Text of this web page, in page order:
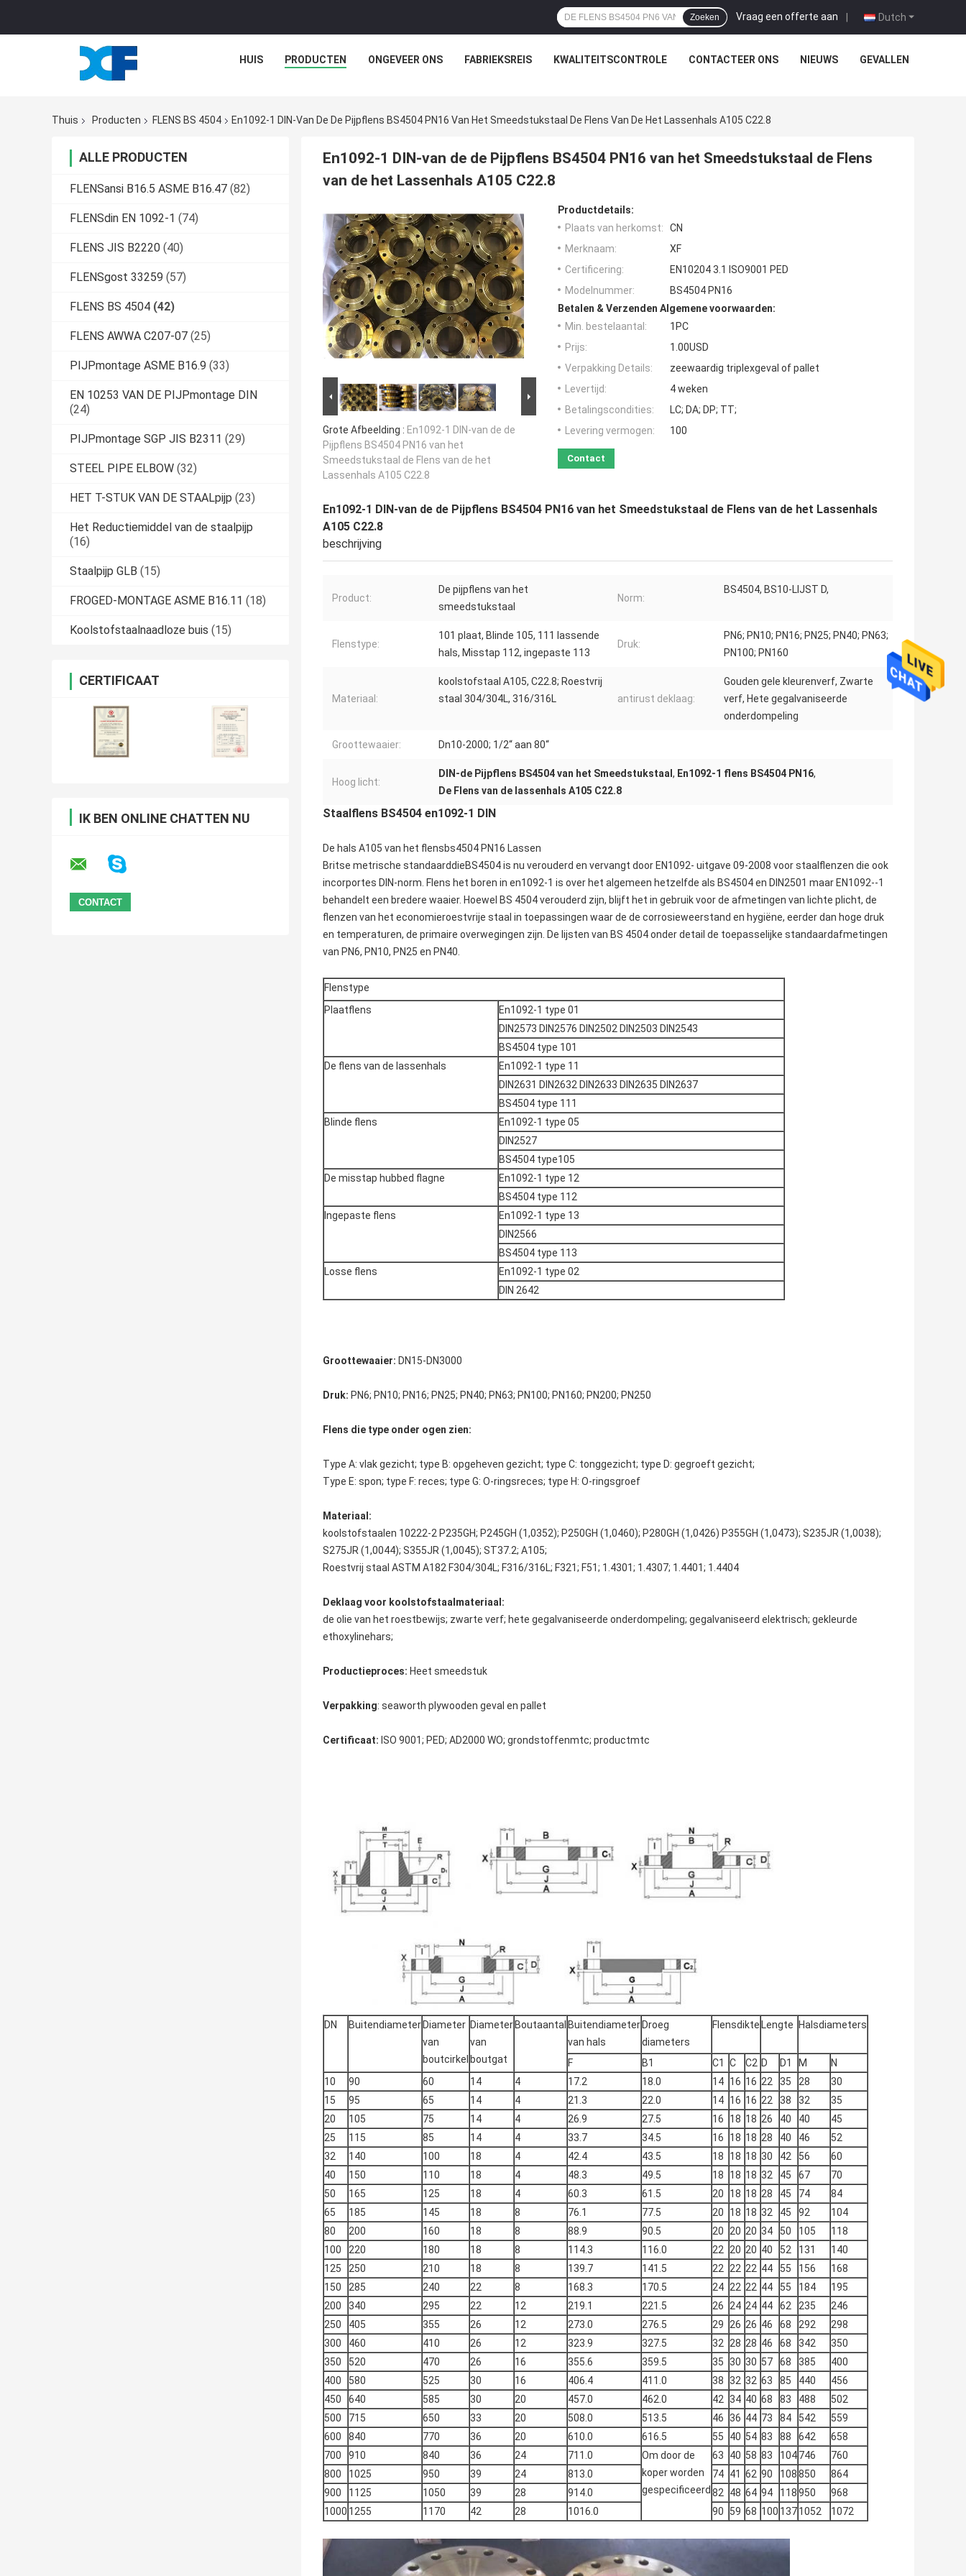
Dutch
Vraag een offerte aan |
Zoeken
HUIS PRODUCTEN ONGEVEER ONS FABRIEKSREIS KWALITEITSCONTROLE CONTACTEER ONS NIEUWS GEVALLEN
Thuis Producten FLENS BS 4504 En1092-1 DIN-Van De De Pijpflens BS4504 PN16 Van Het Smeedstukstaal De Flens Van De Het Lassenhals A105 C22.8
ALLE PRODUCTEN
FLENSansi B16.5 ASME B16.47 (82)
FLENSdin EN 1092-1 (74)
FLENS JIS B2220 (40)
FLENSgost 33259 (57)
FLENS BS 4504 (42)
FLENS AWWA C207-07 (25)
PIJPmontage ASME B16.9 (33)
EN 10253 VAN DE PIJPmontage DIN
(24)
PIJPmontage SGP JIS B2311 (29)
STEEL PIPE ELBOW (32)
HET T-STUK VAN DE STAALpijp (23)
Het Reductiemiddel van de staalpijp
(16)
Staalpijp GLB (15)
FROGED-MONTAGE ASME B16.11 (18)
Koolstofstaalnaadloze buis (15)
CERTIFICAAT
IK BEN ONLINE CHATTEN NU
En1092-1 DIN-van de de Pijpflens BS4504 PN16 van het Smeedstukstaal de Flens
van de het Lassenhals A105 C22.8
Grote Afbeelding : En1092-1 DIN-van de de
Pijpflens BS4504 PN16 van het
Smeedstukstaal de Flens van de het
Lassenhals A105 C22.8
Productdetails:
Plaats van herkomst:
CN
Merknaam:
XF
Certificering:
EN10204 3.1 ISO9001 PED
Modelnummer:
BS4504 PN16
Betalen & Verzenden Algemene voorwaarden:
Min. bestelaantal:
1PC
Prijs:
1.00USD
Verpakking Details:
zeewaardig triplexgeval of pallet
Levertijd:
4 weken
Betalingscondities:
LC; DA; DP; TT;
Levering vermogen:
100
Contact
En1092-1 DIN-van de de Pijpflens BS4504 PN16 van het Smeedstukstaal de Flens van de het Lassenhals
A105 C22.8
beschrijving
Product:
De pijpflens van het
smeedstukstaal
Norm:
BS4504, BS10-LIJST D,
Flenstype:
101 plaat, Blinde 105, 111 lassende
hals, Misstap 112, ingepaste 113
Druk:
PN6; PN10; PN16; PN25; PN40; PN63;
PN100; PN160
Materiaal:
koolstofstaal A105, C22.8; Roestvrij
staal 304/304L, 316/316L
antirust deklaag:
Gouden gele kleurenverf, Zwarte
verf, Hete gegalvaniseerde
onderdompeling
Groottewaaier: Dn10-2000; 1/2“ aan 80“
Hoog licht:
DIN-de Pijpflens BS4504 van het Smeedstukstaal , En1092-1 flens BS4504 PN16,
De Flens van de lassenhals A105 C22.8
Staalflens BS4504 en1092-1 DIN
De hals A105 van het flensbs4504 PN16 Lassen
Britse metrische standaarddieBS4504 is nu verouderd en vervangt door EN1092- uitgave 09-2008 voor staalflenzen die ook
incorportes DIN-norm. Flens het boren in en1092-1 is over het algemeen hetzelfde als BS4504 en DIN2501 maar EN1092--1
behandelt een bredere waaier. Hoewel BS 4504 verouderd zijn, blijft het in gebruik voor de afmetingen van lichte plicht, de
flenzen van het economieroestvrije staal in toepassingen waar de de corrosieweerstand en hygiëne, eerder dan hoge druk
en temperaturen, de primaire overwegingen zijn. De lijsten van BS 4504 onder detail de toepasselijke standaardafmetingen
van PN6, PN10, PN25 en PN40.
Flenstype
Plaatflens
En1092-1 type 01
DIN2573 DIN2576 DIN2502 DIN2503 DIN2543
BS4504 type 101
De flens van de lassenhals
En1092-1 type 11
DIN2631 DIN2632 DIN2633 DIN2635 DIN2637
BS4504 type 111
Blinde flens
En1092-1 type 05
DIN2527
BS4504 type105
De misstap hubbed flagne
En1092-1 type 12
BS4504 type 112
Ingepaste flens
En1092-1 type 13
DIN2566
BS4504 type 113
Losse flens
En1092-1 type 02
DIN 2642
Groottewaaier: DN15-DN3000
Druk: PN6; PN10; PN16; PN25; PN40; PN63; PN100; PN160; PN200; PN250
Flens die type onder ogen zien:
Type A: vlak gezicht; type B: opgeheven gezicht; type C: tonggezicht; type D: gegroeft gezicht;
Type E: spon; type F: reces; type G: O-ringsreces; type H: O-ringsgroef
Materiaal:
koolstofstaalen 10222-2 P235GH; P245GH (1,0352); P250GH (1,0460); P280GH (1,0426) P355GH (1,0473); S235JR (1,0038);
S275JR (1,0044); S355JR (1,0045); ST37.2; A105;
Roestvrij staal ASTM A182 F304/304L; F316/316L; F321; F51; 1.4301; 1.4307; 1.4401; 1.4404
Deklaag voor koolstofstaalmateriaal:
de olie van het roestbewijs; zwarte verf; hete gegalvaniseerde onderdompeling; gegalvaniseerd elektrisch; gekleurde
ethoxylinehars;
Productieproces: Heet smeedstuk
Verpakking: seaworth plywooden geval en pallet
Certificaat: ISO 9001; PED; AD2000 WO; grondstoffenmtc; productmtc
DN Buitendiameter Diameter
van
boutcirkel
Diameter
van
boutgat
Boutaantal Buitendiameter
van hals
Droeg
diameters
Flensdikte Lengte Halsdiameters
F B1 C1 C C2 D D1 M
N
10
90 60 14 4 17.2 18.0 14 16 16 22 35 28
30
15
95 65 14 4 21.3 22.0 14 16 16 22 38 32
35
20
105 75 14 4 26.9 27.5 16 18 18 26 40 40
45
25
115 85 14 4 33.7 34.5 16 18 18 28 40 46
52
32
140 100 18 4 42.4 43.5 18 18 18 30 42 56
60
40
150 110 18 4 48.3 49.5 18 18 18 32 45 67
70
50
165 125 18 4 60.3 61.5 20 18 18 28 45 74
84
65
185 145 18 8 76.1 77.5 20 18 18 32 45 92
104
80
200 160 18 8 88.9 90.5 20 20 20 34 50 105
118
100
220 180 18 8 114.3 116.0 22 20 20 40 52 131
140
125
250 210 18 8 139.7 141.5 22 22 22 44 55 156
168
150
285 240 22 8 168.3 170.5 24 22 22 44 55 184
195
200
340 295 22 12 219.1 221.5 26 24 24 44 62 235
246
250
405 355 26 12 273.0 276.5 29 26 26 46 68 292
298
300
460 410 26 12 323.9 327.5 32 28 28 46 68 342
350
350
520 470 26 16 355.6 359.5 35 30 30 57 68 385
400
400
580 525 30 16 406.4 411.0 38 32 32 63 85 440
456
450
640 585 30 20 457.0 462.0 42 34 40 68 83 488
502
500
715 650 33 20 508.0 513.5 46 36 44 73 84 542
559
600
840 770 36 20 610.0 616.5 55 40 54 83 88 642
658
700
910 840 36 24 711.0
Om door de
koper worden
gespecificeerd
63 40 58 83 104746
760
800
1025 950 39 24 813.0 74 41 62 90 108850
864
900
1125 1050 39 28 914.0 82 48 64 94 118950
968
1000 1255 1170 42 28 1016.0 90 59 68 100 1371052 1072